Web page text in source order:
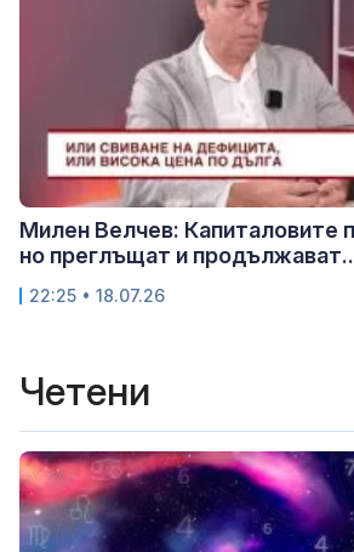
Милен Велчев: Капиталовите
но преглъщат и
22:25 • 18.07.26
Четени